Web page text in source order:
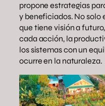
propone estrategias
y beneficiados. No solo
que tiene visión a
cada acción, la
los sistemas con un
ocurre en la naturaleza.